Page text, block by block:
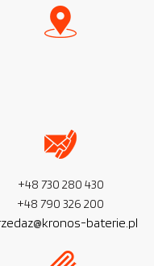
+48 730 280 430
+48 790 326 200
baterie.pl